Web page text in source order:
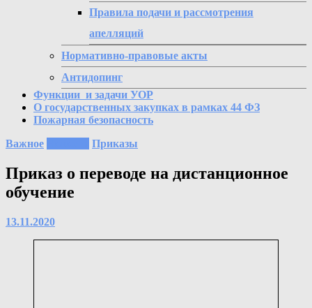
Правила подачи и рассмотрения
апелляций
Нормативно-правовые акты
Антидопинг
Функции и задачи УОР
О государственных закупках в рамках 44 ФЗ
Пожарная безопасность
Важное
Приказы
Приказ о переводе на дистанционное
обучение
13.11.2020